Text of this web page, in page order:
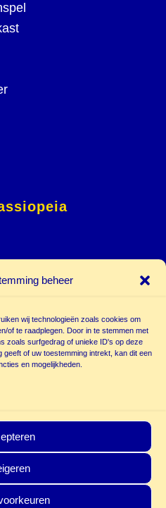
beheer
wij technologieën zoals cookies om
of te raadplegen. Door in te stemmen met
zoals surfgedrag of unieke ID's op deze
of uw toestemming intrekt, kan dit een
en mogelijkheden.
| Deze site is beschermd door